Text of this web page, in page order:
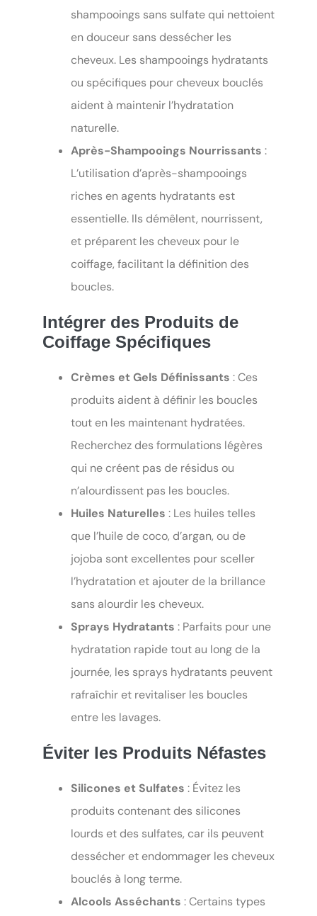
shampooings sans sulfate qui nettoient
en douceur sans dessécher les
cheveux. Les shampooings hydratants
ou spécifiques pour cheveux bouclés
aident à maintenir l’hydratation
naturelle.
Après-Shampooings Nourrissants :
L’utilisation d’après-shampooings
riches en agents hydratants est
essentielle. Ils démêlent, nourrissent,
et préparent les cheveux pour le
coiffage, facilitant la définition des
boucles.
Intégrer des Produits de
Coiffage Spécifiques
Crèmes et Gels Définissants : Ces
produits aident à définir les boucles
tout en les maintenant hydratées.
Recherchez des formulations légères
qui ne créent pas de résidus ou
n’alourdissent pas les boucles.
Huiles Naturelles : Les huiles telles
que l’huile de coco, d’argan, ou de
jojoba sont excellentes pour sceller
l’hydratation et ajouter de la brillance
sans alourdir les cheveux.
Sprays Hydratants : Parfaits pour une
hydratation rapide tout au long de la
journée, les sprays hydratants peuvent
rafraîchir et revitaliser les boucles
entre les lavages.
Éviter les Produits Néfastes
Silicones et Sulfates : Évitez les
produits contenant des silicones
lourds et des sulfates, car ils peuvent
dessécher et endommager les cheveux
bouclés à long terme.
Alcools Asséchants : Certains types